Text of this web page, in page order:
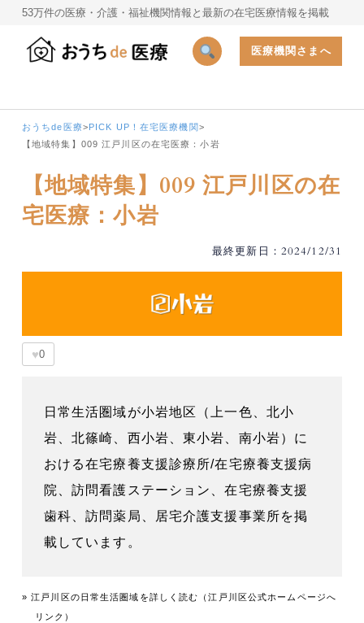
53万件の医療・介護・福祉機関情報と最新の在宅医療情報を掲載
医療機関さまへ
おうちde医療>PICK UP！在宅医療機関>
【地域特集】009 江戸川区の在宅医療：小岩
【地域特集】009 江戸川区の在
宅医療：小岩
最終更新日：2024/12/31
♥0
日常生活圏域が小岩地区（上一色、北小
岩、北篠崎、西小岩、東小岩、南小岩）に
おける在宅療養支援診療所/在宅療養支援病
院、訪問看護ステーション、在宅療養支援
歯科、訪問薬局、居宅介護支援事業所を掲
載しています。
» 江戸川区の日常生活圏域を詳しく読む（江戸川区公式ホームページへ
リンク）